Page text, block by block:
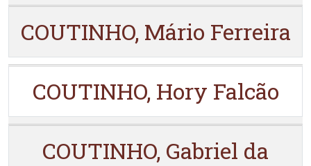
COUTINHO, Mário Ferreira
COUTINHO, Hory Falcão
COUTINHO, Gabriel da